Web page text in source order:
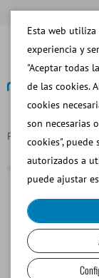
Página principal
Esta web
experiencia y
"Aceptar todas
de las cookies.
cookies
son necesarias
cookies", puede
autorizados a
puede ajustar